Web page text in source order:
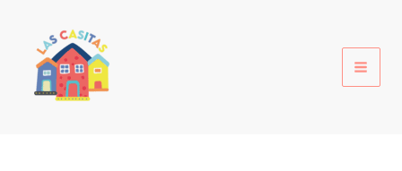
contenido